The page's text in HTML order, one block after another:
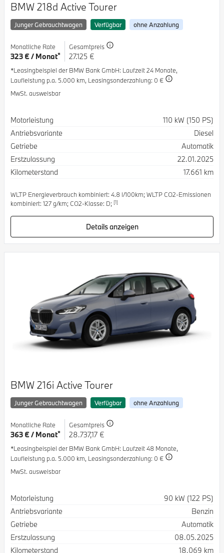
BMW 218d Active Tourer
Junger Gebrauchtwagen Verfügbar ohne Anzahlung
Monatliche Rate
323 € / Monat*
Gesamtpreis
27.125 €
*Leasingbeispiel der BMW Bank GmbH: Laufzeit 24 Monate,
Laufleistung p.a. 5.000 km, Leasingsonderzahlung: 0 €
MwSt. ausweisbar
Spezifikation
Motorleistung
110 kW (150 PS)
Antriebsvariante
Diesel
Getriebe
Automatik
Erstzulassung
22.01.2025
Kilometerstand
17.661 km
WLTP Energieverbrauch kombiniert: 4.8 l/100km; WLTP CO2-Emissionen
kombiniert: 127 g/km; CO2-Klasse: D; [1]
Details anzeigen
BMW 216i Active Tourer
Junger Gebrauchtwagen Verfügbar ohne Anzahlung
Monatliche Rate
363 € / Monat*
Gesamtpreis
28.737,17 €
*Leasingbeispiel der BMW Bank GmbH: Laufzeit 48 Monate,
Laufleistung p.a. 5.000 km, Leasingsonderzahlung: 0 €
MwSt. ausweisbar
Spezifikation
Motorleistung
90 kW (122 PS)
Antriebsvariante
Benzin
Getriebe
Automatik
Erstzulassung
08.05.2025
Kilometerstand
18.069 km